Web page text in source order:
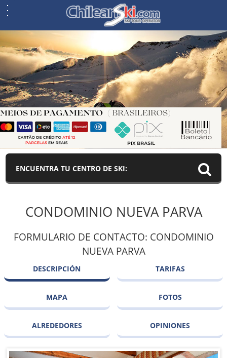
ENCUENTRA TU CENTRO DE SKI:
CONDOMINIO NUEVA PARVA
FORMULARIO DE CONTACTO: CONDOMINIO
NUEVA PARVA
DESCRIPCIÓN TARIFAS
MAPA FOTOS
ALREDEDORES OPINIONES